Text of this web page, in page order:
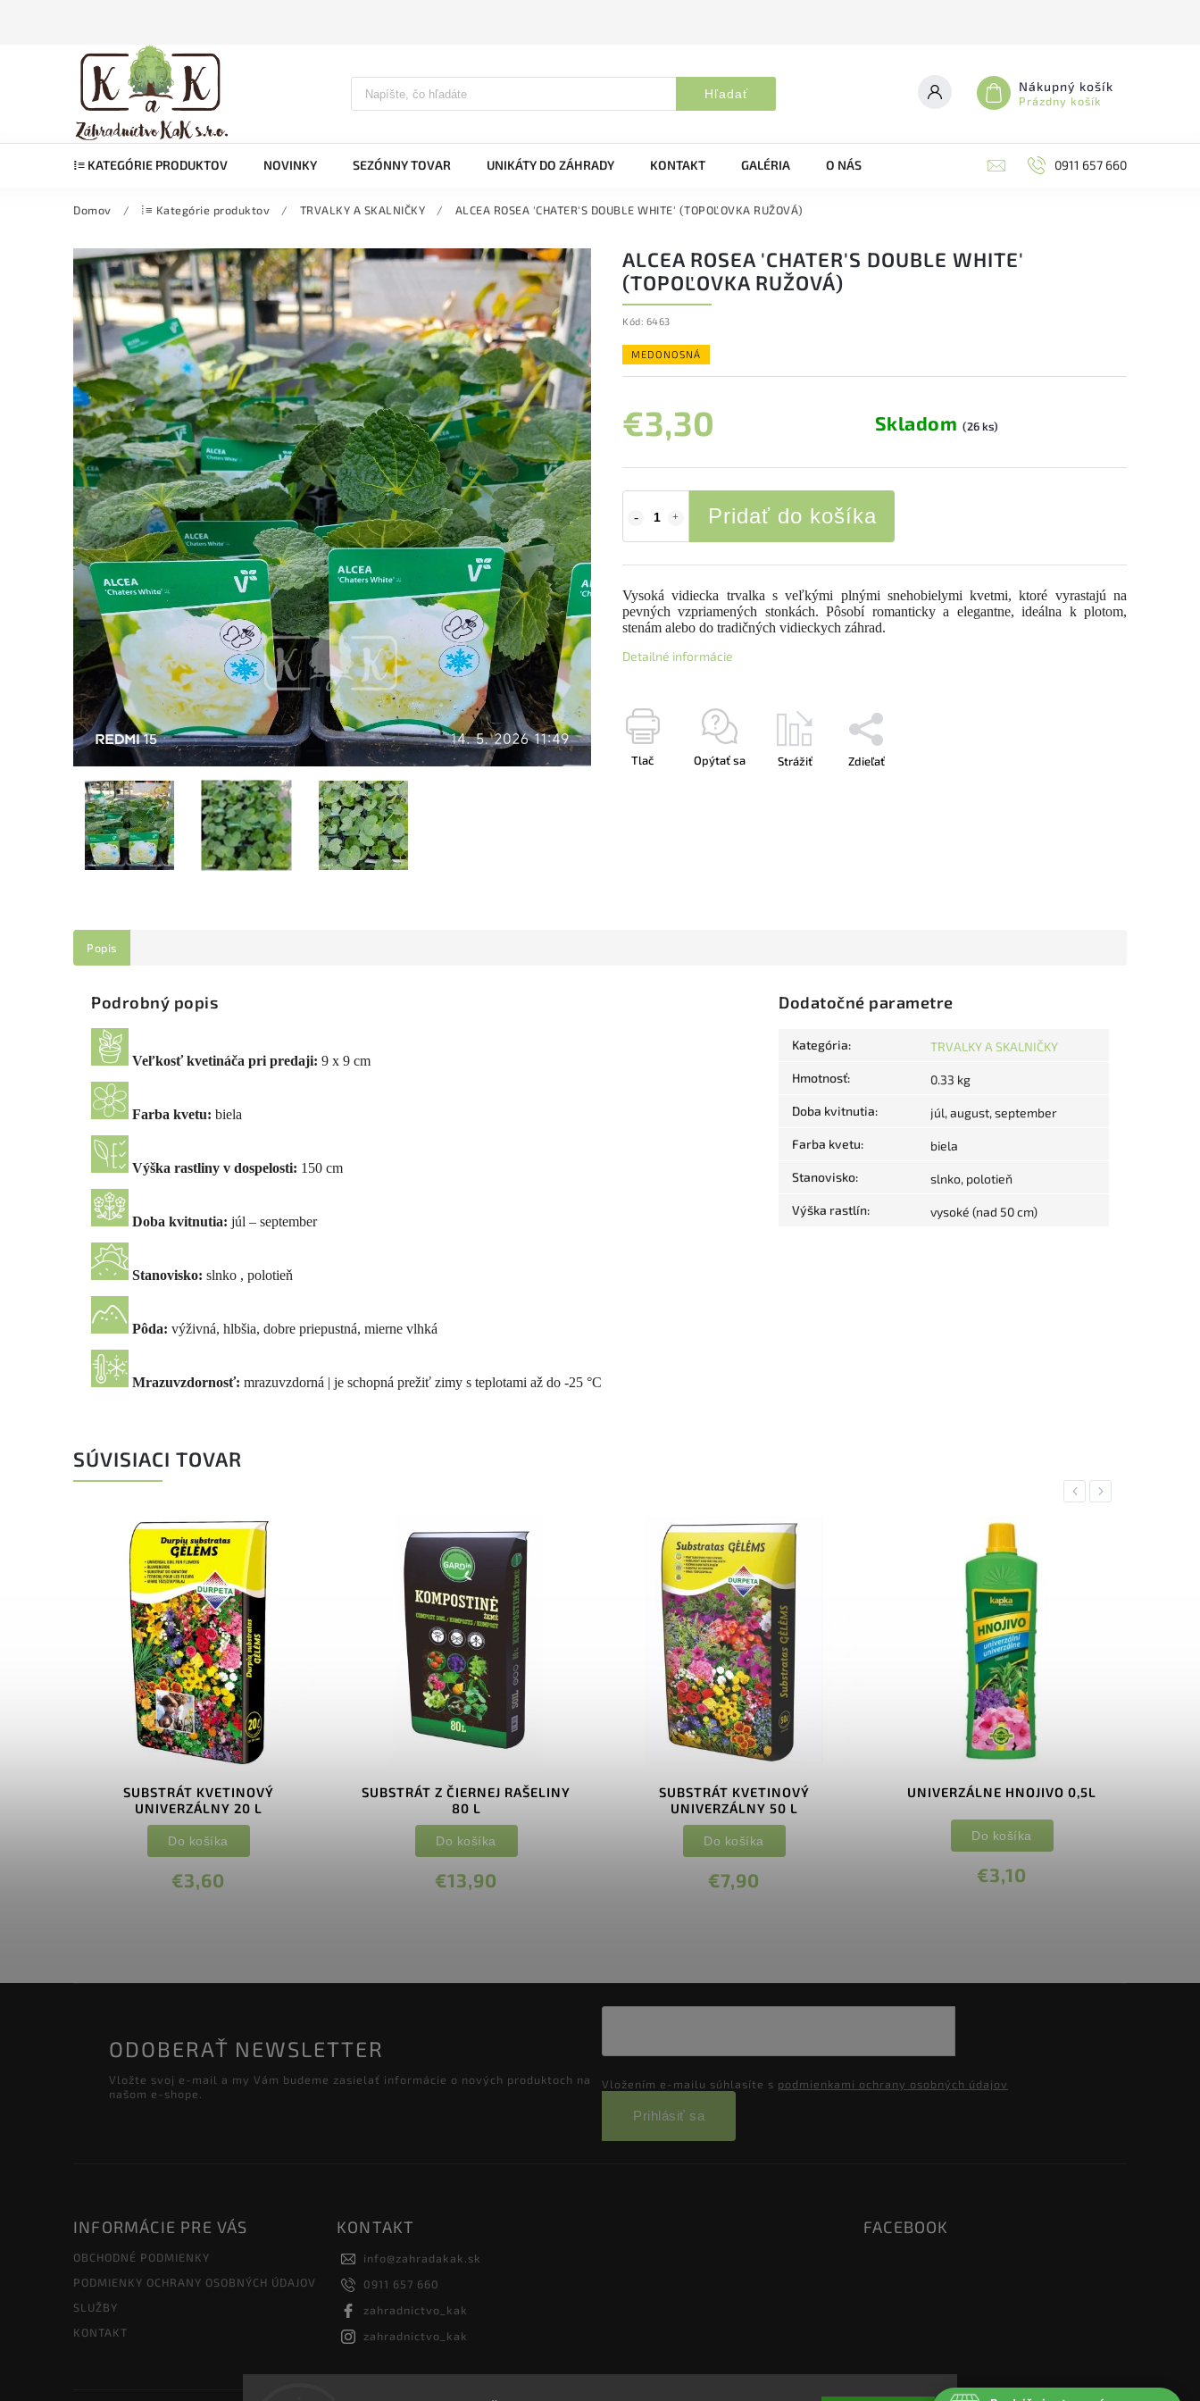
Hľadať Nákupný košík
Prázdny košík
⁞≡ KATEGÓRIE PRODUKTOV NOVINKY SEZÓNNY TOVAR UNIKÁTY DO ZÁHRADY KONTAKT GALÉRIA O NÁS 0911 657 660
Domov / ⁞≡ Kategórie produktov / TRVALKY A SKALNIČKY / ALCEA ROSEA 'CHATER'S DOUBLE WHITE' (TOPOĽOVKA RUŽOVÁ)
ALCEA ROSEA 'CHATER'S DOUBLE WHITE'
(TOPOĽOVKA RUŽOVÁ)
Kód: 6463
MEDONOSNÁ
€3,30 Skladom (26 ks)
Pridať do košíka
Vysoká vidiecka trvalka s veľkými plnými snehobielymi kvetmi, ktoré vyrastajú na
pevných vzpriamených stonkách. Pôsobí romanticky a elegantne, ideálna k plotom,
stenám alebo do tradičných vidieckych záhrad.
Detailné informácie
Tlač Opýtať sa Strážiť Zdieľať
Popis
Podrobný popis
Veľkosť kvetináča pri predaji: 9 x 9 cm
Farba kvetu: biela
Výška rastliny v dospelosti: 150 cm
Doba kvitnutia: júl – september
Stanovisko: slnko , polotieň
Pôda: výživná, hlbšia, dobre priepustná, mierne vlhká
Mrazuvzdornosť: mrazuvzdorná | je schopná prežiť zimy s teplotami až do -25 °C
Dodatočné parametre
Kategória: TRVALKY A SKALNIČKY
Hmotnosť: 0.33 kg
Doba kvitnutia: júl, august, september
Farba kvetu: biela
Stanovisko: slnko, polotieň
Výška rastlín: vysoké (nad 50 cm)
SÚVISIACI TOVAR
Previous
SUBSTRÁT KVETINOVÝ
UNIVERZÁLNY 20 L
€3,60
Do košíka
SUBSTRÁT Z ČIERNEJ RAŠELINY
80 L
€13,90
Do košíka
SUBSTRÁT KVETINOVÝ
UNIVERZÁLNY 50 L
€7,90
Do košíka
UNIVERZÁLNE HNOJIVO 0,5L
€3,10
Do košíka
Next
ODOBERAŤ NEWSLETTER
Vložte svoj e-mail a my Vám budeme zasielať informácie o nových produktoch na
našom e-shope.
Vložením e-mailu súhlasíte s podmienkami ochrany osobných údajov
Prihlásiť sa
INFORMÁCIE PRE VÁS
OBCHODNÉ PODMIENKY
PODMIENKY OCHRANY OSOBNÝCH ÚDAJOV
SLUŽBY
KONTAKT
KONTAKT
info@zahradakak.sk
0911 657 660
zahradnictvo_kak
zahradnictvo_kak
FACEBOOK